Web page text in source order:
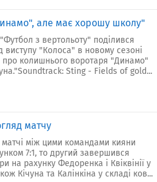
але має хорошу школу"
з вертольоту" поділився
виступу "Колоса" в новому сезоні
колишнього воротаря "Динамо"
Sting - Fields of gold...
матчу
між цими командами кияни
7:1, то другий завершився
на рахунку Федоренка і Квіквінії у
Кічуна та Калінкіна у складі ков...